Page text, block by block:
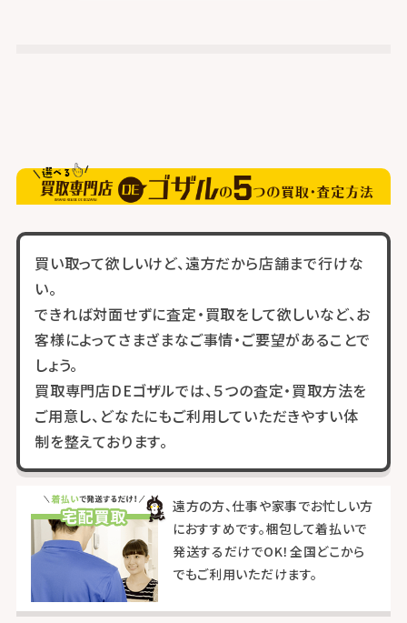
買い取って欲しいけど、遠方だから店舗まで行けな
い。
できれば対面せずに査定・買取をして欲しいなど、お
客様によってさまざまなご事情・ご要望があることで
しょう。
買取専門店DEゴザルでは、５つの査定・買取方法を
ご用意し、どなたにもご利用していただきやすい体
制を整えております。
遠方の方、仕事や家事でお忙しい方
におすすめです。梱包して着払いで
発送するだけでOK！全国どこから
でもご利用いただけます。